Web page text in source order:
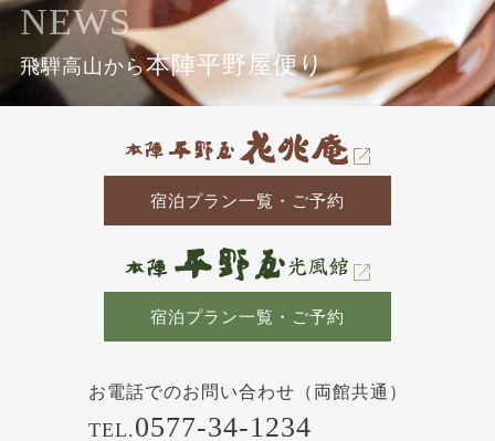
NEWS
飛騨高山から本陣平野屋便り
宿泊プラン一覧・ご予約
宿泊プラン一覧・ご予約
お電話でのお問い合わせ（両館共通）
TEL.0577-34-1234